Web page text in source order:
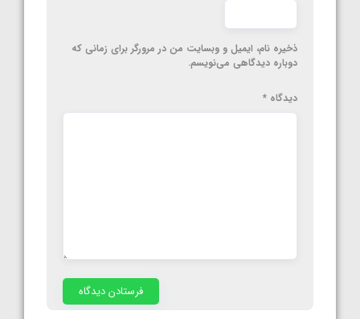
ذخیره نام، ایمیل و وبسایت من در مرورگر برای زمانی که
دوباره دیدگاهی می‌نویسم.
دیدگاه *